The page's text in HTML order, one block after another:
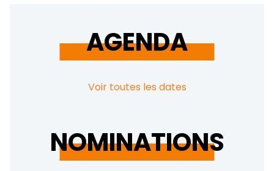
AGENDA
Voir toutes les dates
NOMINATIONS